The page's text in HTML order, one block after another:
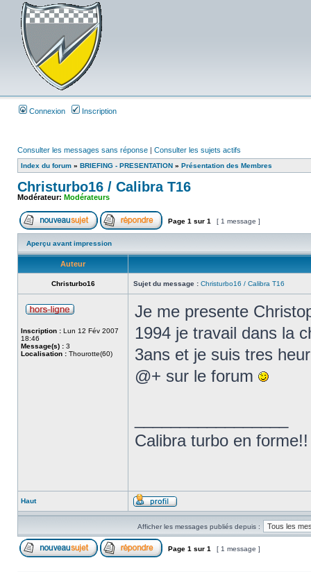
Connexion Inscription
Consulter les messages sans réponse | Consulter les sujets actifs
Index du forum » BRIEFING - PRESENTATION » Présentation des Membres
Christurbo16 / Calibra T16
Modérateur: Modérateurs
Page 1 sur 1 [ 1 message ]
Aperçu avant impression
Auteur
Christurbo16 Sujet du message : Christurbo16 / Calibra T16
Inscription : Lun 12 Fév 2007
18:46
Message(s) : 3
Localisation : Thourotte(60)
Je me presente
1994 je travail dans la
3ans et je suis tres
@+ sur le forum
Calibra turbo en forme!!
Haut
Afficher les messages publiés depuis :
Page 1 sur 1 [ 1 message ]